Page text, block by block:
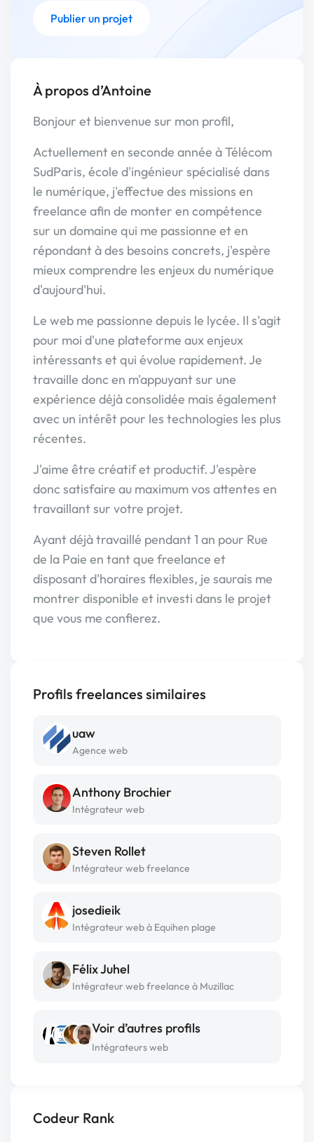
Codeur Rank
Publier un projet
À propos d’Antoine
Bonjour et bienvenue sur mon profil,
Actuellement en seconde année à Télécom
SudParis, école d'ingénieur spécialisé dans
le numérique, j'effectue des missions en
freelance afin de monter en compétence
sur un domaine qui me passionne et en
répondant à des besoins concrets, j'espère
mieux comprendre les enjeux du numérique
d'aujourd'hui.
Le web me passionne depuis le lycée. Il s'agit
pour moi d'une plateforme aux enjeux
intéressants et qui évolue rapidement. Je
travaille donc en m'appuyant sur une
expérience déjà consolidée mais également
avec un intérêt pour les technologies les plus
récentes.
J'aime être créatif et productif. J'espère
donc satisfaire au maximum vos attentes en
travaillant sur votre projet.
Ayant déjà travaillé pendant 1 an pour Rue
de la Paie en tant que freelance et
disposant d'horaires flexibles, je saurais me
montrer disponible et investi dans le projet
que vous me confierez.
Profils freelances similaires
uaw
Agence web
Anthony Brochier
Intégrateur web
Steven Rollet
Intégrateur web freelance
josedieik
Intégrateur web à Equihen plage
Félix Juhel
Intégrateur web freelance à Muzillac
Voir d’autres profils
Intégrateurs web